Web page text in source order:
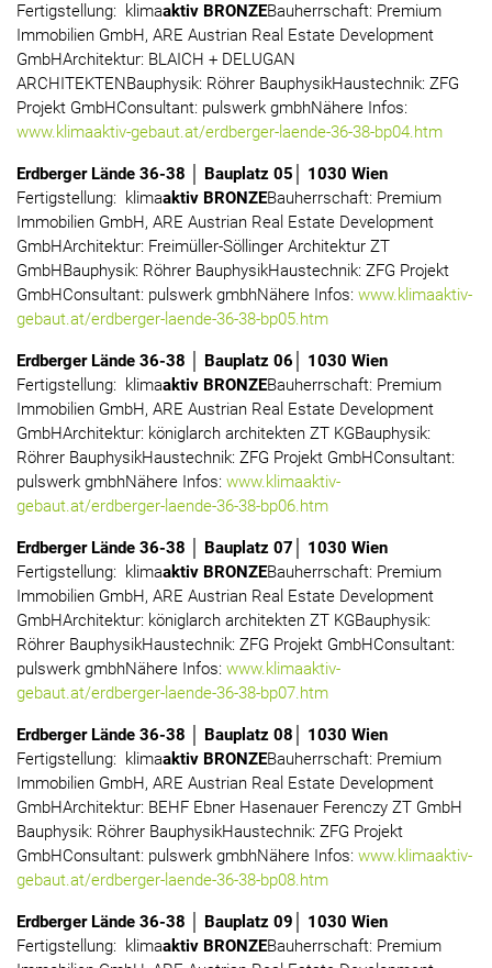
Fertigstellung: klimaaktiv BRONZEBauherrschaft: Premium
Immobilien GmbH, ARE Austrian Real Estate Development
GmbHArchitektur: BLAICH + DELUGAN
ARCHITEKTENBauphysik: Röhrer BauphysikHaustechnik: ZFG
Projekt GmbHConsultant: pulswerk gmbhNähere Infos:
www.klimaaktiv-gebaut.at/erdberger-laende-36-38-bp04.htm
Erdberger Lände 36-38 │ Bauplatz 05│ 1030 Wien
Fertigstellung: klimaaktiv BRONZEBauherrschaft: Premium
Immobilien GmbH, ARE Austrian Real Estate Development
GmbHArchitektur: Freimüller-Söllinger Architektur ZT
GmbHBauphysik: Röhrer BauphysikHaustechnik: ZFG Projekt
GmbHConsultant: pulswerk gmbhNähere Infos: www.klimaaktiv-
gebaut.at/erdberger-laende-36-38-bp05.htm
Erdberger Lände 36-38 │ Bauplatz 06│ 1030 Wien
Fertigstellung: klimaaktiv BRONZEBauherrschaft: Premium
Immobilien GmbH, ARE Austrian Real Estate Development
GmbHArchitektur: königlarch architekten ZT KGBauphysik:
Röhrer BauphysikHaustechnik: ZFG Projekt GmbHConsultant:
pulswerk gmbhNähere Infos: www.klimaaktiv-
gebaut.at/erdberger-laende-36-38-bp06.htm
Erdberger Lände 36-38 │ Bauplatz 07│ 1030 Wien
Fertigstellung: klimaaktiv BRONZEBauherrschaft: Premium
Immobilien GmbH, ARE Austrian Real Estate Development
GmbHArchitektur: königlarch architekten ZT KGBauphysik:
Röhrer BauphysikHaustechnik: ZFG Projekt GmbHConsultant:
pulswerk gmbhNähere Infos: www.klimaaktiv-
gebaut.at/erdberger-laende-36-38-bp07.htm
Erdberger Lände 36-38 │ Bauplatz 08│ 1030 Wien
Fertigstellung: klimaaktiv BRONZEBauherrschaft: Premium
Immobilien GmbH, ARE Austrian Real Estate Development
GmbHArchitektur: BEHF Ebner Hasenauer Ferenczy ZT GmbH
Bauphysik: Röhrer BauphysikHaustechnik: ZFG Projekt
GmbHConsultant: pulswerk gmbhNähere Infos: www.klimaaktiv-
gebaut.at/erdberger-laende-36-38-bp08.htm
Erdberger Lände 36-38 │ Bauplatz 09│ 1030 Wien
Fertigstellung: klimaaktiv BRONZEBauherrschaft: Premium